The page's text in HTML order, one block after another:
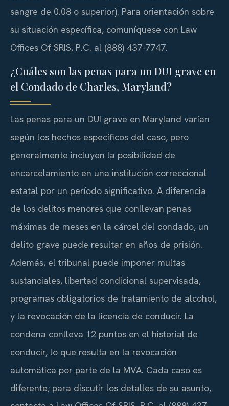
sangre de 0.08 o superior). Para orientación sobre
su situación específica, comuníquese con Law
Offices Of SRIS, P.C. al (888) 437-7747.
¿Cuáles son las penas para un DUI grave en
el Condado de Charles, Maryland?
Las penas para un DUI grave en Maryland varían
según los hechos específicos del caso, pero
generalmente incluyen la posibilidad de
encarcelamiento en una institución correccional
estatal por un período significativo. A diferencia
de los delitos menores que conllevan penas
máximas de meses en la cárcel del condado, un
delito grave puede resultar en años de prisión.
Además, el tribunal puede imponer multas
sustanciales, libertad condicional supervisada,
programas obligatorios de tratamiento de alcohol,
y la revocación de la licencia de conducir. La
condena conlleva 12 puntos en el historial de
conducir, lo que resulta en la revocación
automática por parte de la MVA. Cada caso es
diferente; para discutir los detalles de su asunto,